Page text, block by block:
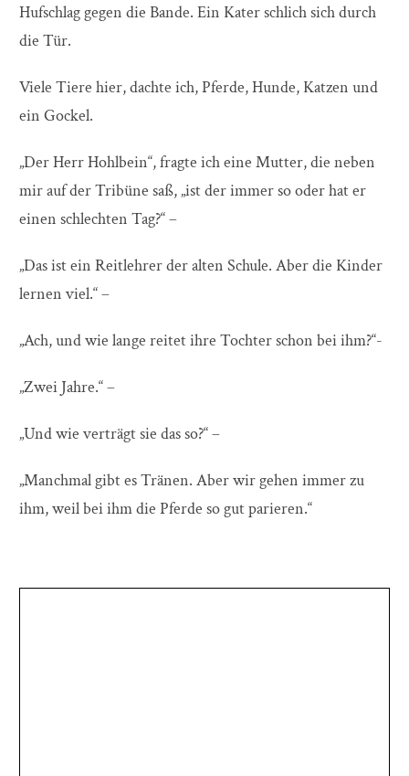
Hufschlag gegen die Bande. Ein Kater schlich sich durch
die Tür.
Viele Tiere hier, dachte ich, Pferde, Hunde, Katzen und
ein Gockel.
„Der Herr Hohlbein“, fragte ich eine Mutter, die neben
mir auf der Tribüne saß, „ist der immer so oder hat er
einen schlechten Tag?“ –
„Das ist ein Reitlehrer der alten Schule. Aber die Kinder
lernen viel.“ –
„Ach, und wie lange reitet ihre Tochter schon bei ihm?“-
„Zwei Jahre.“ –
„Und wie verträgt sie das so?“ –
„Manchmal gibt es Tränen. Aber wir gehen immer zu
ihm, weil bei ihm die Pferde so gut parieren.“